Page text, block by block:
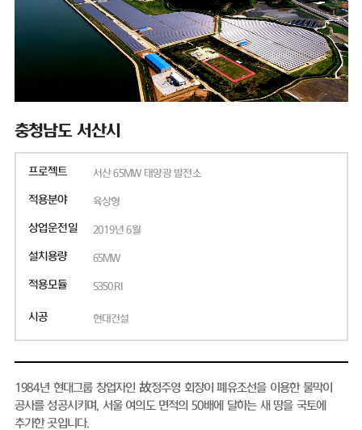
충청남도 서산시
프로젝트 서산 65MW 태양광 발전소
적용분야 육상형
상업운전일 2019년 6월
설치용량 65MW
적용모듈 S350RI
시공 현대건설
1984년 현대그룹 창업자인 故정주영 회장이 폐유조선을 이용한 물막이
공사를 성공시키며, 서울 여의도 면적의 50배에 달하는 새 땅을 국토에
추가한 곳입니다.